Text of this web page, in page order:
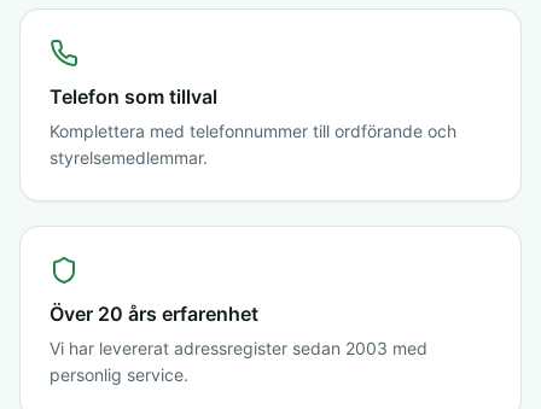
Telefon som tillval
Komplettera med telefonnummer till ordförande och
styrelsemedlemmar.
Över 20 års erfarenhet
Vi har levererat adressregister sedan 2003 med
personlig service.